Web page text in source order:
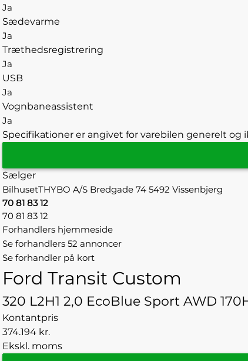
Ja
Sædevarme
Ja
Træthedsregistrering
Ja
USB
Ja
Vognbaneassistent
Ja
Specifikationer er angivet for varebilen generelt og
Sælger
BilhusetTHYBO A/S Bredgade 74 5492 Vissenbjerg
70 81 83 12
70 81 83 12
Forhandlers hjemmeside
Se forhandlers 52 annoncer
Se forhandler på kort
Ford Transit Custom
320 L2H1 2,0 EcoBlue Sport AWD
Kontantpris
374.194 kr.
Ekskl. moms